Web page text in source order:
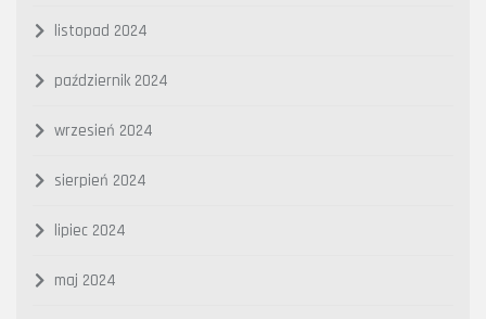
listopad 2024
październik 2024
wrzesień 2024
sierpień 2024
lipiec 2024
maj 2024